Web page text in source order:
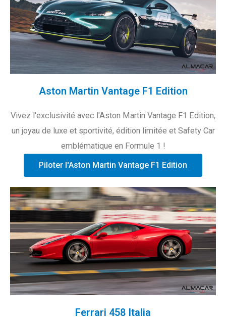
Aston Martin Vantage F1 Edition
Vivez l'exclusivité avec l'Aston Martin Vantage F1 Edition,
un joyau de luxe et sportivité, édition limitée et Safety Car
emblématique en Formule 1 !
Piloter l'Aston Martin Vantage F1 Edition
Ferrari 458 Italia